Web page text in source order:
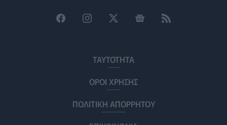
ΠΟΛΙΤΙΚΉ ΥΓΕΊΑΣ 07/08/2026 - 14:39
σοβαρής εγκεφαλικής κάκωσης
ΗΠΑ: Μεγάλη τράπεζα επενδύει 250 εκατ. δολάρια
τον χρόνο για φάρμακα GLP-1 στους εργαζομένους
07/08/2026 - 13:00
ΤΑΥΤΟΤΗΤΑ
ΟΡΟΙ ΧΡΗΣΗΣ
ΠΟΛΙΤΙΚΗ ΑΠΟΡΡΗΤΟΥ